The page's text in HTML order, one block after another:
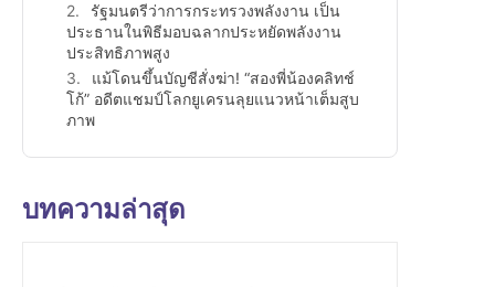
รัฐมนตรีว่าการกระทรวงพลังงาน เป็น
ประธานในพิธีมอบฉลากประหยัดพลังงาน
ประสิทธิภาพสูง
แม้โดนขึ้นบัญชีสั่งฆ่า! “สองพี่น้องคลิทช์
โก้” อดีตแชมป์โลกยูเครนลุยแนวหน้าเต็มสูบ
ภาพ
บทความล่าสุด